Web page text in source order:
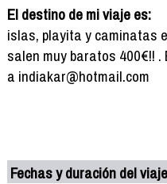
El destino de mi viaje es:
islas, playita y caminatas
salen muy baratos 400€!!
a indiakar@hotmail.com
Fechas y duración del viaje